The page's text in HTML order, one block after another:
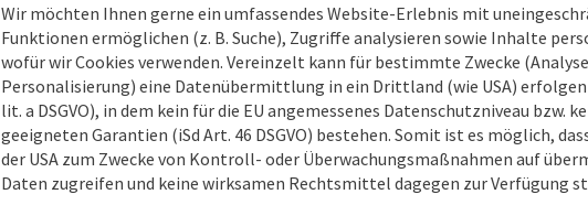
Wir möchten Ihnen gerne ein umfassendes Website-Erlebnis mit
Funktionen ermöglichen (z. B. Suche), Zugriffe analysieren sowie Inhalte
wofür wir Cookies verwenden. Vereinzelt kann für bestimmte Zwecke
Personalisierung) eine Datenübermittlung in ein Drittland (wie USA) erfolgen
lit. a DSGVO), in dem kein für die EU angemessenes Datenschutzniveau bzw.
geeigneten Garantien (iSd Art. 46 DSGVO) bestehen. Somit ist es möglich,
der USA zum Zwecke von Kontroll- oder Überwachungsmaßnahmen auf
Daten zugreifen und keine wirksamen Rechtsmittel dagegen zur Verfügung